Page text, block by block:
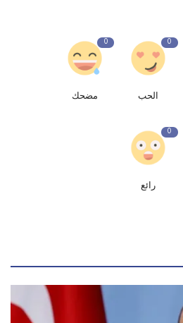
0
الحب
0
مضحك
0
رائع